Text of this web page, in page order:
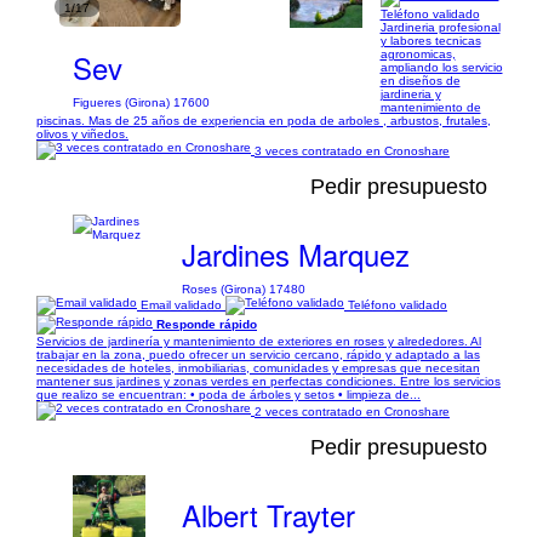
1/17
Sev
Figueres (Girona) 17600
Teléfono validado
Jardineria profesional
y labores tecnicas
agronomicas,
ampliando los servicio
en diseños de
jardineria y
mantenimiento de
piscinas. Mas de 25 años de experiencia en poda de arboles , arbustos, frutales,
olivos y viñedos.
3 veces contratado en Cronoshare
Pedir presupuesto
Jardines Marquez
Roses (Girona) 17480
Email validado
Teléfono validado
Responde rápido
Servicios de jardinería y mantenimiento de exteriores en roses y alrededores. Al
trabajar en la zona, puedo ofrecer un servicio cercano, rápido y adaptado a las
necesidades de hoteles, inmobiliarias, comunidades y empresas que necesitan
mantener sus jardines y zonas verdes en perfectas condiciones. Entre los servicios
que realizo se encuentran: • poda de árboles y setos • limpieza de...
2 veces contratado en Cronoshare
Pedir presupuesto
Albert Trayter